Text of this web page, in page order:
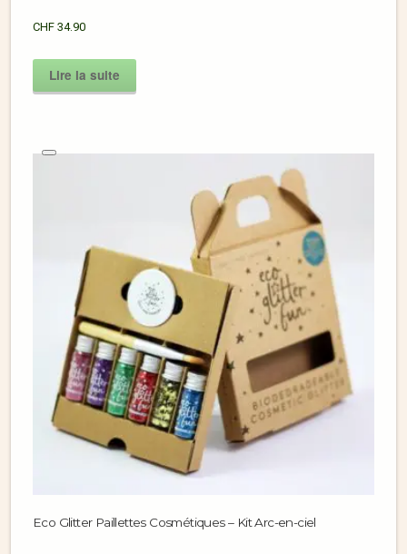
CHF 34.90
Lire la suite
Eco Glitter Paillettes Cosmétiques – Kit Arc-en-ciel